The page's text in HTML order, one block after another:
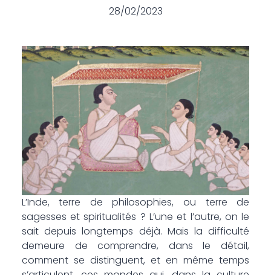
28/02/2023
L’Inde, terre de philosophies, ou terre de
sagesses et spiritualités ? L’une et l’autre, on le
sait depuis longtemps déjà. Mais la difficulté
demeure de comprendre, dans le détail,
comment se distinguent, et en même temps